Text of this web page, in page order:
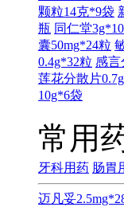
颗粒14克*9袋
瓶 同仁堂
囊50mg*24粒
0.4g*32粒 感言
莲花分散片
10g*6袋
常用
牙科用药 肠胃
迈凡妥